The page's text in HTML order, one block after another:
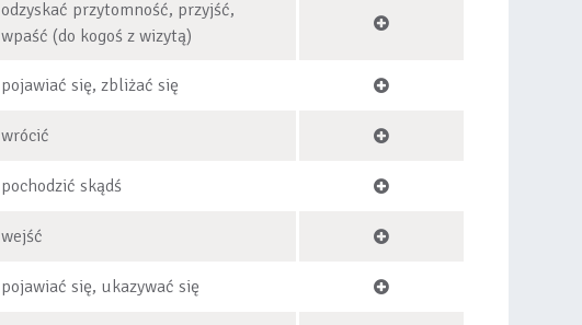
odzyskać przytomność, przyjść,
wpaść (do kogoś z wizytą)
pojawiać się, zbliżać się
wrócić
pochodzić skądś
wejść
pojawiać się, ukazywać się